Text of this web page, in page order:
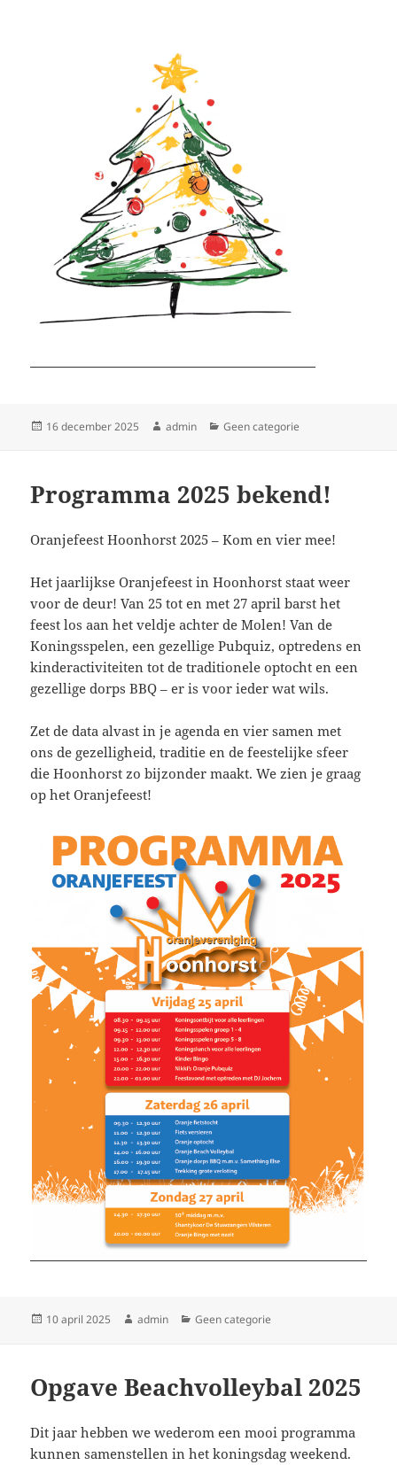
Geplaatst
16 december 2025 Auteur
admin Categorieën
Geen categorie
Programma 2025 bekend!
Oranjefeest Hoonhorst 2025 – Kom en vier mee!
Het jaarlijkse Oranjefeest in Hoonhorst staat weer
voor de deur! Van 25 tot en met 27 april barst het
feest los aan het veldje achter de Molen! Van de
Koningsspelen, een gezellige Pubquiz, optredens en
kinderactiviteiten tot de traditionele optocht en een
gezellige dorps BBQ – er is voor ieder wat wils.
Zet de data alvast in je agenda en vier samen met
ons de gezelligheid, traditie en de feestelijke sfeer
die Hoonhorst zo bijzonder maakt. We zien je graag
op het Oranjefeest!
Geplaatst
10 april 2025 Auteur
admin Categorieën
Geen categorie
Opgave Beachvolleybal 2025
Dit jaar hebben we wederom een mooi programma
kunnen samenstellen in het koningsdag weekend.